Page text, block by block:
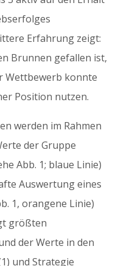
Erfahrung zeigt:
Brunnen gefallen ist,
Wettbewerb konnte
Position nutzen.
werden im Rahmen
der Gruppe
Abb. 1; blaue Linie)
Auswertung eines
1, orangene Linie)
größten
der Werte in den
und Strategie